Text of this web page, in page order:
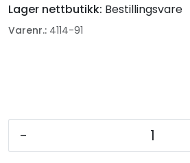
Lager nettbutikk: Bestillingsvare
Varenr.: 4114-91
-